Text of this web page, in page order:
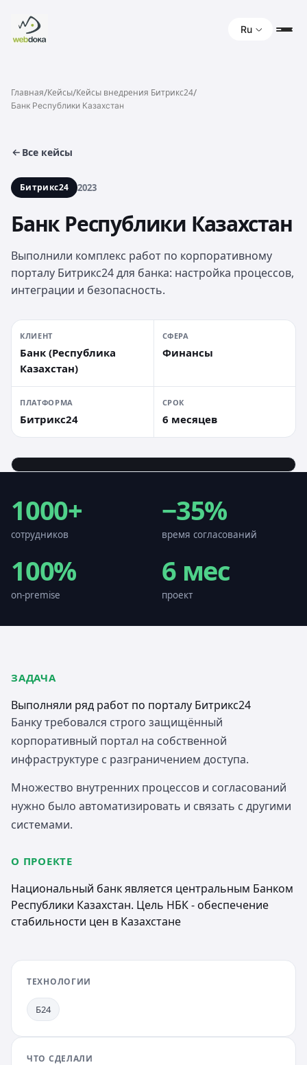
Ru
Главная/Кейсы/Кейсы внедрения Битрикс24/
Банк Республики Казахстан
Все кейсы
Битрикс24 2023
Банк Республики Казахстан
Выполнили комплекс работ по корпоративному
порталу Битрикс24 для банка: настройка процессов,
интеграции и безопасность.
КЛИЕНТ
Банк (Республика
Казахстан)
СФЕРА
Финансы
ПЛАТФОРМА
Битрикс24
СРОК
6 месяцев
1000+
сотрудников
−35%
время согласований
100%
on-premise
6 мес
проект
ЗАДАЧА
Выполняли ряд работ по порталу Битрикс24
Банку требовался строго защищённый
корпоративный портал на собственной
инфраструктуре с разграничением доступа.
Множество внутренних процессов и согласований
нужно было автоматизировать и связать с другими
системами.
О ПРОЕКТЕ
Национальный банк является центральным Банком
Республики Казахстан. Цель НБК - обеспечение
стабильности цен в Казахстане
ТЕХНОЛОГИИ
Б24
ЧТО СДЕЛАЛИ